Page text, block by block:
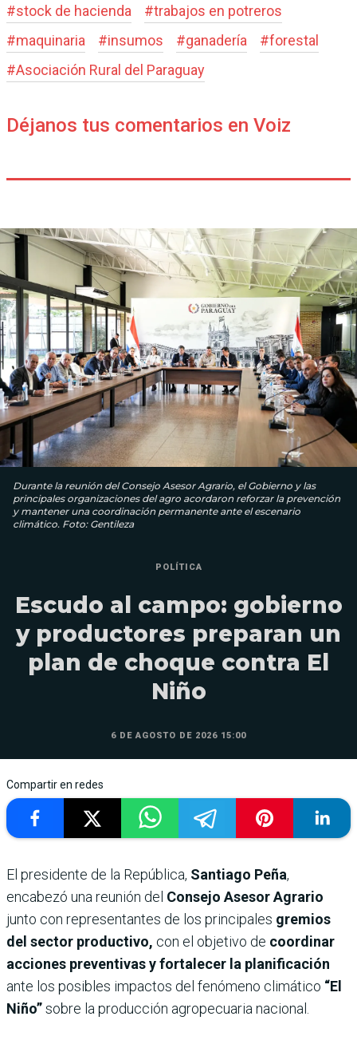
#stock de hacienda #trabajos en potreros
#maquinaria #insumos #ganadería #forestal
#Asociación Rural del Paraguay
Déjanos tus comentarios en Voiz
Durante la reunión del Consejo Asesor Agrario, el Gobierno y las
principales organizaciones del agro acordaron reforzar la prevención
y mantener una coordinación permanente ante el escenario
climático. Foto: Gentileza
POLÍTICA
Escudo al campo: gobierno
y productores preparan un
plan de choque contra El
Niño
6 DE AGOSTO DE 2026 15:00
Compartir en redes
El presidente de la República, Santiago Peña,
encabezó una reunión del Consejo Asesor Agrario
junto con representantes de los principales gremios
del sector productivo, con el objetivo de coordinar
acciones preventivas y fortalecer la planificación
ante los posibles impactos del fenómeno climático “El
Niño”sobre la producción agropecuaria nacional.